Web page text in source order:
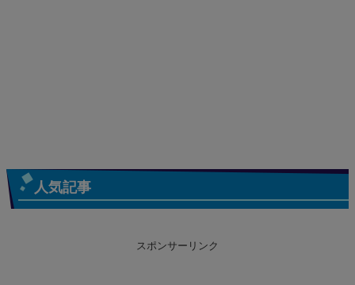
人気記事
スポンサーリンク